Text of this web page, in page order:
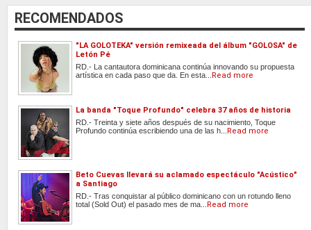
RECOMENDADOS
"LA GOLOTEKA" versión remixeada del álbum "GOLOSA" de
Letón Pé
RD.- La cantautora dominicana continúa innovando su propuesta
artística en cada paso que da. En esta...
Read more
La banda "Toque Profundo" celebra 37 años de historia
RD.- Treinta y siete años después de su nacimiento, Toque
Profundo continúa escribiendo una de las h...
Read more
Beto Cuevas llevará su aclamado espectáculo "Acústico"
a Santiago
RD.- Tras conquistar al público dominicano con un rotundo lleno
total (Sold Out) el pasado mes de ma...
Read more